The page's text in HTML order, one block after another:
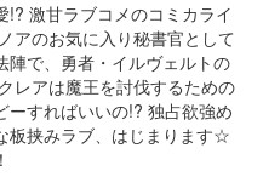
!? 激甘ラブコメのコミカライ
アのお気に入り秘書官として
陣で、勇者・イルヴェルトの
レアは魔王を討伐するための
すればいいの!? 独占欲強め
板挟みラブ、はじまります☆